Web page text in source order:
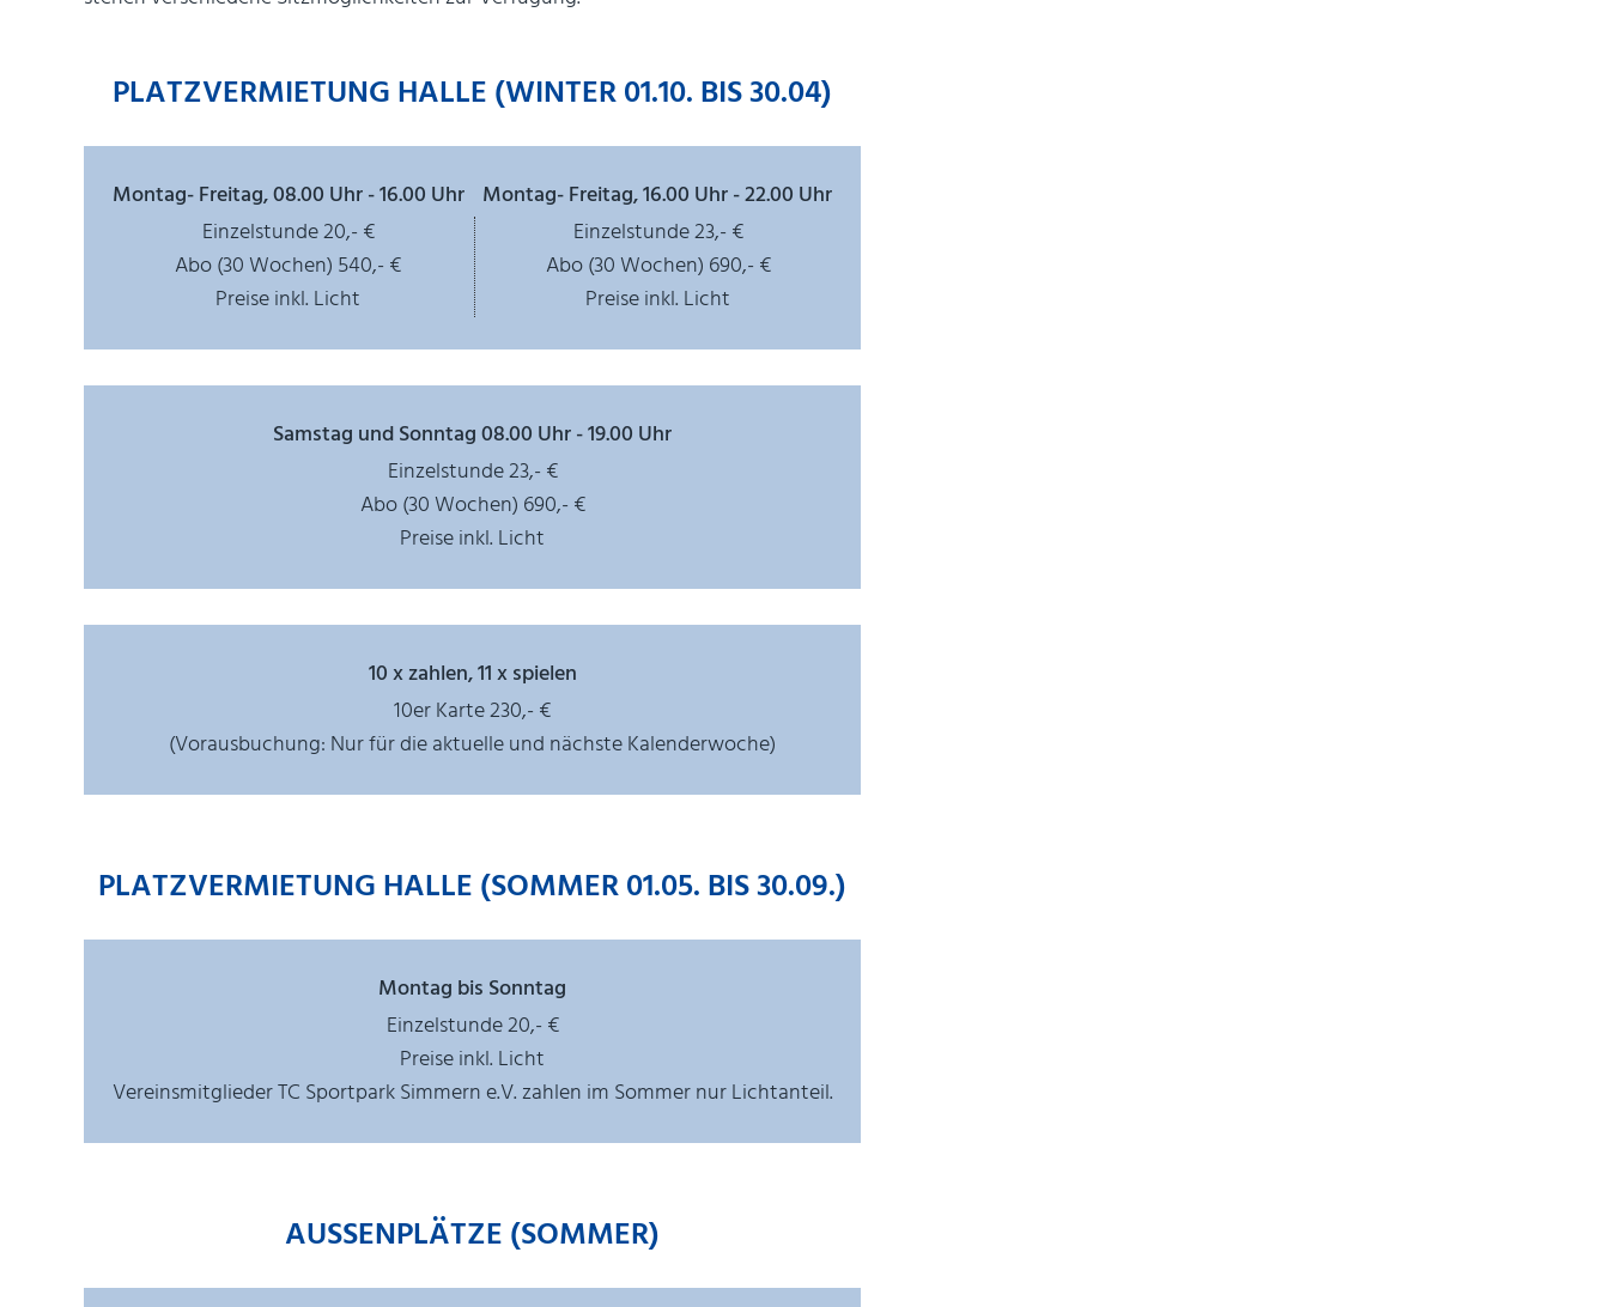
PLATZVERMIETUNG HALLE (WINTER 01.10. BIS 30.04)
Montag- Freitag, 08.00 Uhr - 16.00 Uhr Montag- Freitag, 16.00 Uhr - 22.00 Uhr
Einzelstunde 20,- €
Abo (30 Wochen) 540,- €
Preise inkl. Licht
Einzelstunde 23,- €
Abo (30 Wochen) 690,- €
Preise inkl. Licht
Samstag und Sonntag 08.00 Uhr - 19.00 Uhr
Einzelstunde 23,- €
Abo (30 Wochen) 690,- €
Preise inkl. Licht
10 x zahlen, 11 x spielen
10er Karte 230,- €
(Vorausbuchung: Nur für die aktuelle und nächste Kalenderwoche)
PLATZVERMIETUNG HALLE (SOMMER 01.05. BIS 30.09.)
Montag bis Sonntag
Einzelstunde 20,- €
Preise inkl. Licht
Vereinsmitglieder TC Sportpark Simmern e.V. zahlen im Sommer nur Lichtanteil.
AUSSENPLÄTZE (SOMMER)